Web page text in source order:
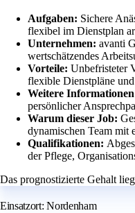
Aufgaben: Sichere
flexibel im Dienstplan
Unternehmen: avanti
wertschätzendes
Vorteile: Unbefristeter
flexible Dienstpläne
Weitere
persönlicher
Warum dieser Job:
dynamischen Team mit
Qualifikationen:
der Pflege,
Das prognostizierte Gehalt
Einsatzort: Nordenham